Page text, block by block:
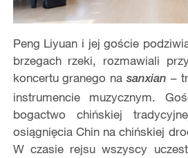
Peng Liyuan i jej goście
brzegach rzeki, rozmawiali
koncertu granego na sanxian –
instrumencie muzycznym.
bogactwo chińskiej
osiągnięcia Chin na chińskiej
W czasie rejsu wszyscy